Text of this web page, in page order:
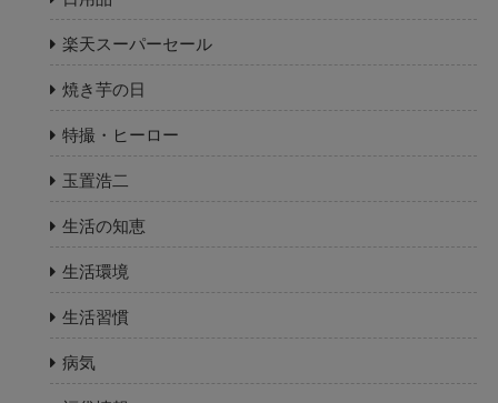
楽天スーパーセール
焼き芋の日
特撮・ヒーロー
玉置浩二
生活の知恵
生活環境
生活習慣
病気